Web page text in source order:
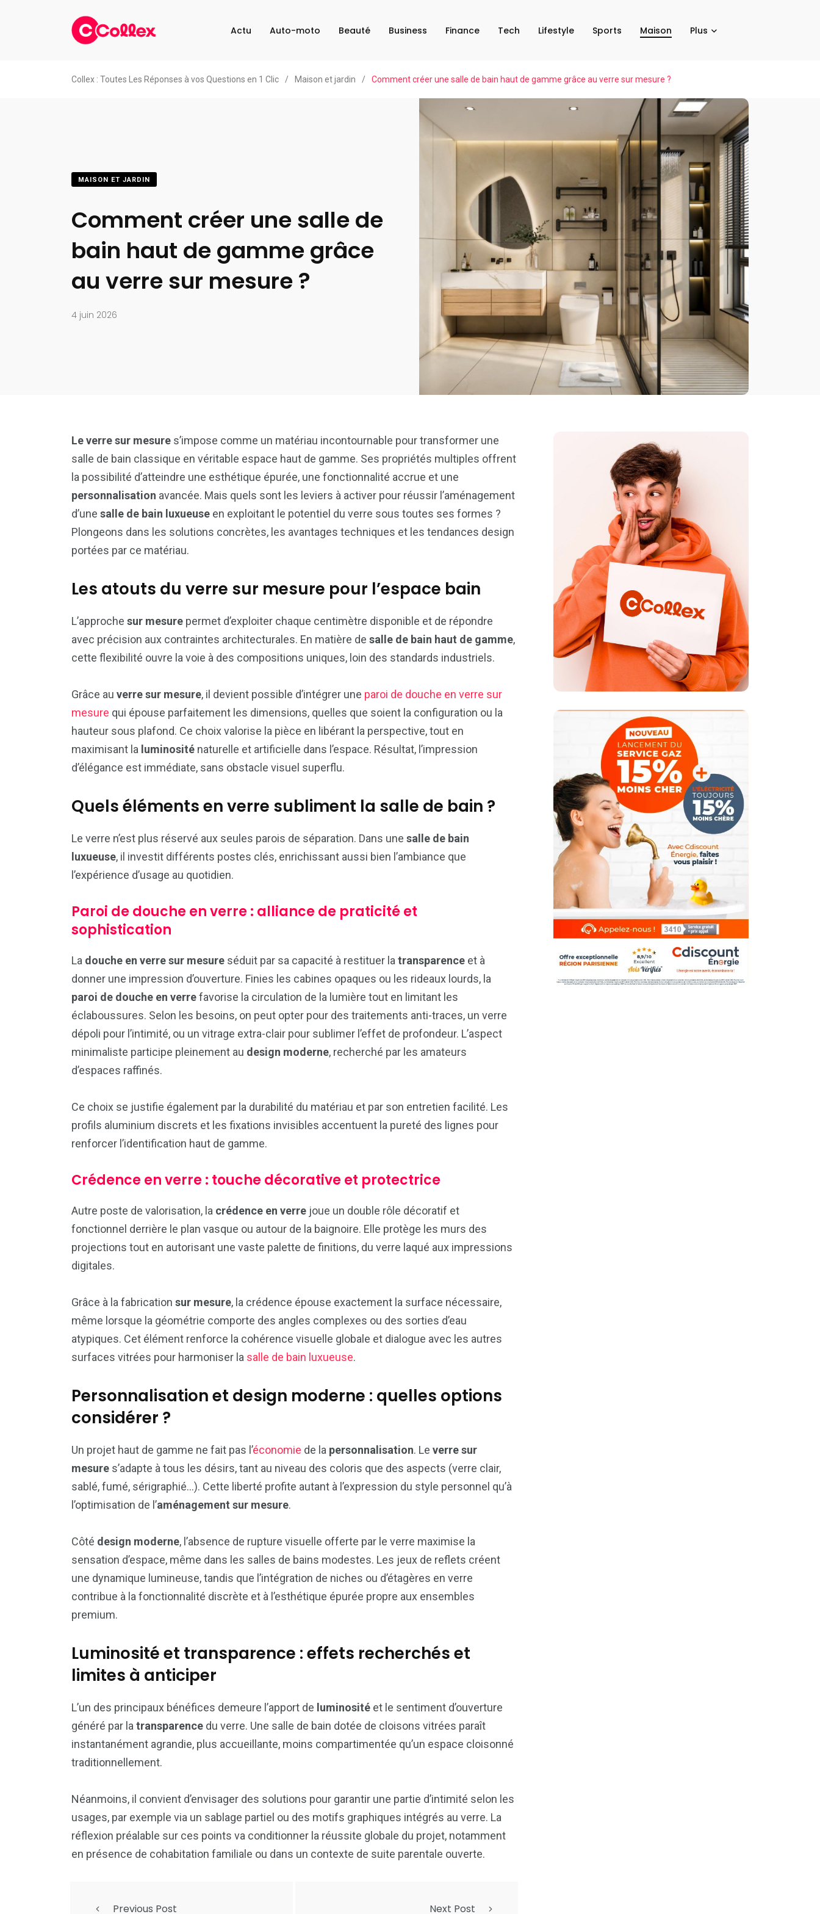
Actu Auto-moto Beauté Business Finance Tech Lifestyle Sports Maison Plus
Collex : Toutes Les Réponses à vos Questions en 1 Clic / Maison et jardin / Comment créer une salle de bain haut de gamme grâce au verre sur mesure ?
MAISON ET JARDIN
Comment créer une salle de
bain haut de gamme grâce
au verre sur mesure ?
4 juin 2026
Le verre sur mesure s’impose comme un matériau incontournable pour transformer une
salle de bain classique en véritable espace haut de gamme. Ses propriétés multiples offrent
la possibilité d’atteindre une esthétique épurée, une fonctionnalité accrue et une
personnalisation avancée. Mais quels sont les leviers à activer pour réussir l’aménagement
d’une salle de bain luxueuse en exploitant le potentiel du verre sous toutes ses formes ?
Plongeons dans les solutions concrètes, les avantages techniques et les tendances design
portées par ce matériau.
Les atouts du verre sur mesure pour l’espace bain
L’approche sur mesure permet d’exploiter chaque centimètre disponible et de répondre
avec précision aux contraintes architecturales. En matière de salle de bain haut de gamme,
cette flexibilité ouvre la voie à des compositions uniques, loin des standards industriels.
Grâce au verre sur mesure, il devient possible d’intégrer une paroi de douche en verre sur
mesure qui épouse parfaitement les dimensions, quelles que soient la configuration ou la
hauteur sous plafond. Ce choix valorise la pièce en libérant la perspective, tout en
maximisant la luminosité naturelle et artificielle dans l’espace. Résultat, l’impression
d’élégance est immédiate, sans obstacle visuel superflu.
Quels éléments en verre subliment la salle de bain ?
Le verre n’est plus réservé aux seules parois de séparation. Dans une salle de bain
luxueuse, il investit différents postes clés, enrichissant aussi bien l’ambiance que
l’expérience d’usage au quotidien.
Paroi de douche en verre : alliance de praticité et
sophistication
La douche en verre sur mesure séduit par sa capacité à restituer la transparence et à
donner une impression d’ouverture. Finies les cabines opaques ou les rideaux lourds, la
paroi de douche en verrefavorise la circulation de la lumière tout en limitant les
éclaboussures. Selon les besoins, on peut opter pour des traitements anti-traces, un verre
dépoli pour l’intimité, ou un vitrage extra-clair pour sublimer l’effet de profondeur. L’aspect
minimaliste participe pleinement au design moderne, recherché par les amateurs
d’espaces raffinés.
Ce choix se justifie également par la durabilité du matériau et par son entretien facilité. Les
profils aluminium discrets et les fixations invisibles accentuent la pureté des lignes pour
renforcer l’identification haut de gamme.
Crédence en verre : touche décorative et protectrice
Autre poste de valorisation, la crédence en verre joue un double rôle décoratif et
fonctionnel derrière le plan vasque ou autour de la baignoire. Elle protège les murs des
projections tout en autorisant une vaste palette de finitions, du verre laqué aux impressions
digitales.
Grâce à la fabrication sur mesure, la crédence épouse exactement la surface nécessaire,
même lorsque la géométrie comporte des angles complexes ou des sorties d’eau
atypiques. Cet élément renforce la cohérence visuelle globale et dialogue avec les autres
surfaces vitrées pour harmoniser la salle de bain luxueuse.
Personnalisation et design moderne : quelles options
considérer ?
Un projet haut de gamme ne fait pas l’économie de la personnalisation. Le verre sur
mesure s’adapte à tous les désirs, tant au niveau des coloris que des aspects (verre clair,
sablé, fumé, sérigraphié…). Cette liberté profite autant à l’expression du style personnel qu’à
l’optimisation de l’aménagement sur mesure.
Côté design moderne, l’absence de rupture visuelle offerte par le verre maximise la
sensation d’espace, même dans les salles de bains modestes. Les jeux de reflets créent
une dynamique lumineuse, tandis que l’intégration de niches ou d’étagères en verre
contribue à la fonctionnalité discrète et à l’esthétique épurée propre aux ensembles
premium.
Luminosité et transparence : effets recherchés et
limites à anticiper
L’un des principaux bénéfices demeure l’apport de luminosité et le sentiment d’ouverture
généré par la transparence du verre. Une salle de bain dotée de cloisons vitrées paraît
instantanément agrandie, plus accueillante, moins compartimentée qu’un espace cloisonné
traditionnellement.
Néanmoins, il convient d’envisager des solutions pour garantir une partie d’intimité selon les
usages, par exemple via un sablage partiel ou des motifs graphiques intégrés au verre. La
réflexion préalable sur ces points va conditionner la réussite globale du projet, notamment
en présence de cohabitation familiale ou dans un contexte de suite parentale ouverte.
Previous Post Next Post